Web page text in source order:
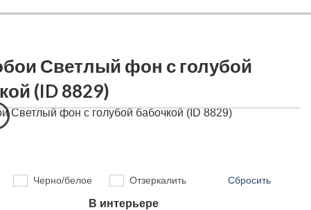
Светлый фон с голубой
(ID 8829)
Черно/белое Отзеркалить Сбросить
В интерьере